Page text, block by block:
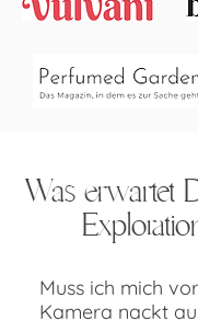
zu Eurer wahren
zu Eurer Göttlichkeit.
Was erwartet
Muss ich mich
Kamera nackt